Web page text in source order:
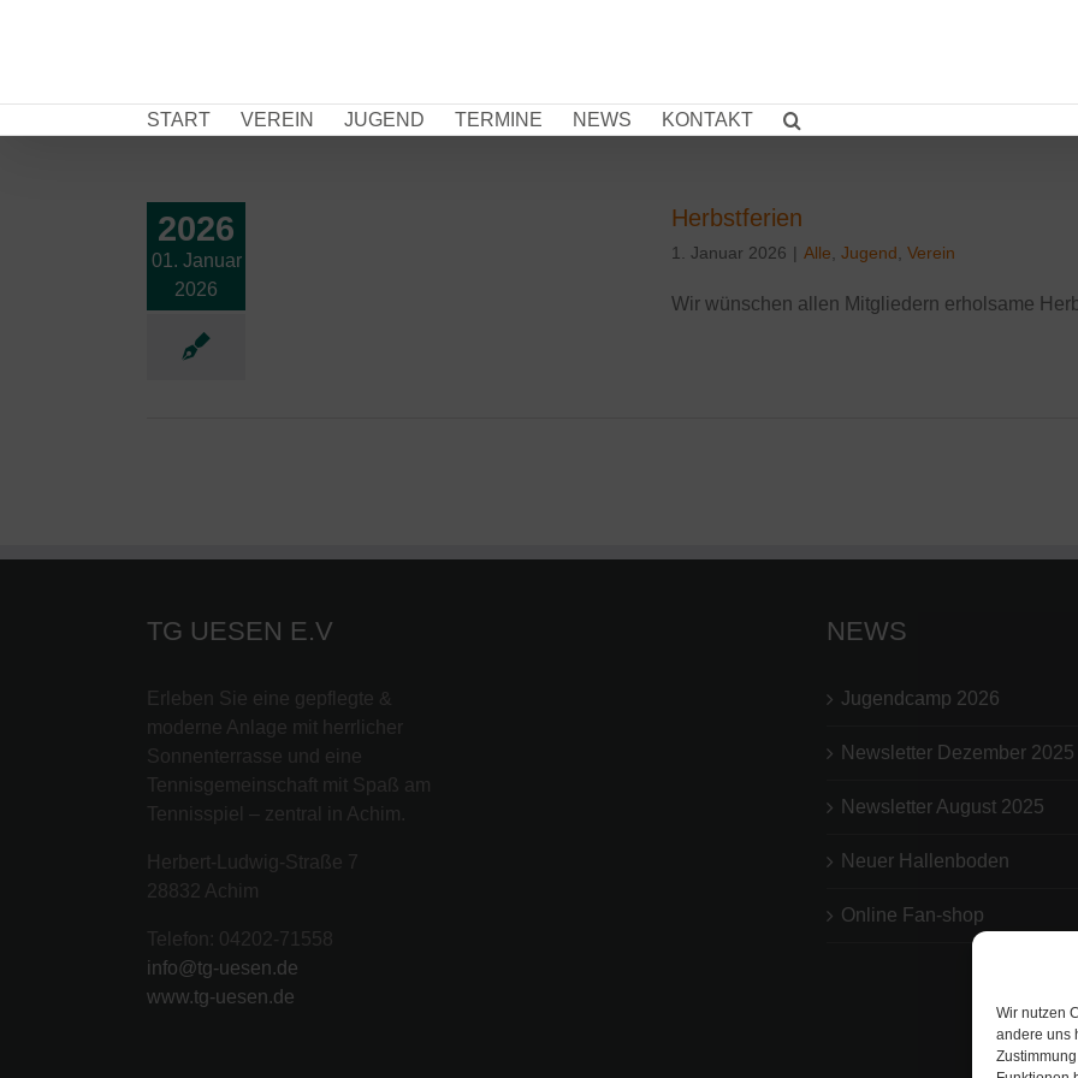
Wir nutzen
andere uns
START VEREIN JUGEND TERMINE NEWS KONTAKT
2026
01. Januar
2026
Herbstferien
1. Januar 2026 | Alle Jugend Verein
Wir wünschen allen Mitgliedern erholsame
TG UESEN E.V
Erleben Sie eine gepflegte &
moderne Anlage mit herrlicher
Sonnenterrasse und eine
Tennisgemeinschaft mit Spaß am
Tennisspiel – zentral in Achim.
Herbert-Ludwig-Straße 7
28832 Achim
Telefon: 04202-71558
info@tg-uesen.de
www.tg-uesen.de
NEWS
Jugendcamp 2026
Newsletter Dezember 2025
Newsletter August 2025
Neuer Hallenboden
Online Fan-shop